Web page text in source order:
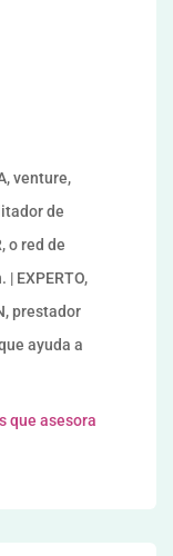
venture,
de
o red de
EXPERTO,
prestador
ayuda a
que asesora